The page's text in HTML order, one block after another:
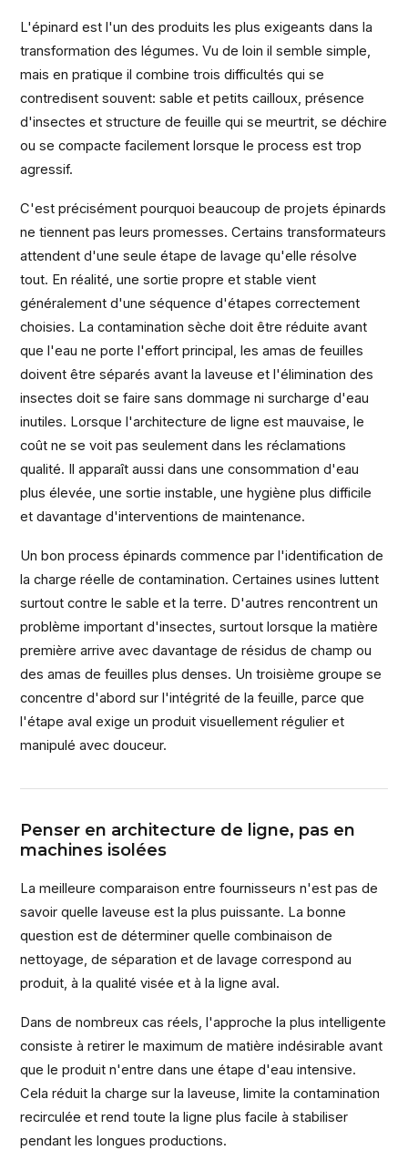
L'épinard est l'un des produits les plus exigeants dans la
transformation des légumes. Vu de loin il semble simple,
mais en pratique il combine trois difficultés qui se
contredisent souvent: sable et petits cailloux, présence
d'insectes et structure de feuille qui se meurtrit, se déchire
ou se compacte facilement lorsque le process est trop
agressif.
C'est précisément pourquoi beaucoup de projets épinards
ne tiennent pas leurs promesses. Certains transformateurs
attendent d'une seule étape de lavage qu'elle résolve
tout. En réalité, une sortie propre et stable vient
généralement d'une séquence d'étapes correctement
choisies. La contamination sèche doit être réduite avant
que l'eau ne porte l'effort principal, les amas de feuilles
doivent être séparés avant la laveuse et l'élimination des
insectes doit se faire sans dommage ni surcharge d'eau
inutiles. Lorsque l'architecture de ligne est mauvaise, le
coût ne se voit pas seulement dans les réclamations
qualité. Il apparaît aussi dans une consommation d'eau
plus élevée, une sortie instable, une hygiène plus difficile
et davantage d'interventions de maintenance.
Un bon process épinards commence par l'identification de
la charge réelle de contamination. Certaines usines luttent
surtout contre le sable et la terre. D'autres rencontrent un
problème important d'insectes, surtout lorsque la matière
première arrive avec davantage de résidus de champ ou
des amas de feuilles plus denses. Un troisième groupe se
concentre d'abord sur l'intégrité de la feuille, parce que
l'étape aval exige un produit visuellement régulier et
manipulé avec douceur.
Penser en architecture de ligne, pas en
machines isolées
La meilleure comparaison entre fournisseurs n'est pas de
savoir quelle laveuse est la plus puissante. La bonne
question est de déterminer quelle combinaison de
nettoyage, de séparation et de lavage correspond au
produit, à la qualité visée et à la ligne aval.
Dans de nombreux cas réels, l'approche la plus intelligente
consiste à retirer le maximum de matière indésirable avant
que le produit n'entre dans une étape d'eau intensive.
Cela réduit la charge sur la laveuse, limite la contamination
recirculée et rend toute la ligne plus facile à stabiliser
pendant les longues productions.